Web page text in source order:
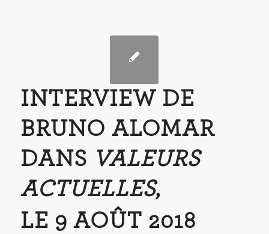
INTERVIEW DE
BRUNO ALOMAR
DANS VALEURS
ACTUELLES,
LE 9 AOÛT 2018